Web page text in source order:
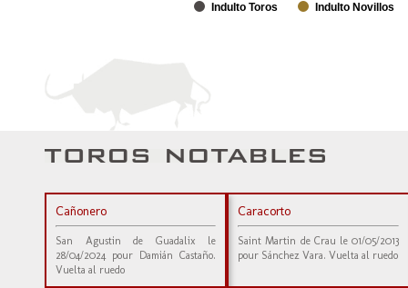
Indulto Toros Indulto Novillos
Cañonero
San Agustin de Guadalix le
28/04/2024 pour Damián Castaño.
Vuelta al ruedo
Caracorto
Saint Martin de Crau le 01/05/2013
pour Sánchez Vara. Vuelta al ruedo